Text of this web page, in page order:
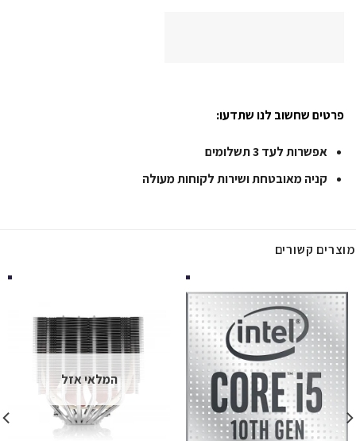
פרטים שחשוב לנו שתדעו:
אפשרות לעד 3 תשלומים
קניה מאובטחת ושירות לקוחות מעולה
מוצרים קשורים
המלאי אזל